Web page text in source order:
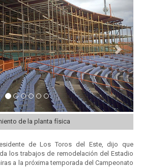
de la planta física
de Los Toros del Este, dijo que
los trabajos de remodelación del Estadio
a la próxima temporada del Campeonato